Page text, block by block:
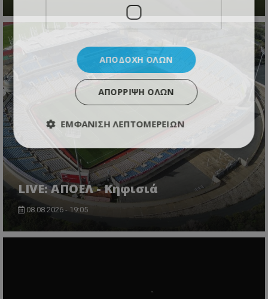
LIVE: ΑΠΟΕΛ - Κηφισιά
08.08.2026 - 19:05
ΑΠΟΔΟΧΉ ΌΛΩΝ
ΑΠΌΡΡΙΨΗ ΌΛΩΝ
ΕΜΦΆΝΙΣΗ ΛΕΠΤΟΜΕΡΕΙΏΝ